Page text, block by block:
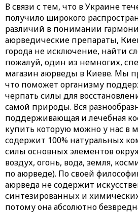
В связи с тем, что в Украине
получило широкого
различий в понимании
аюрведические препараты,
города не исключение, найти
пожалуй, один из немногих,
магазин аюрведы в Киеве. Мы
что поможет организму
черпать силы для
самой природы. Вся
поддерживающая и лечебная
купить которую можно у нас в
содержит 100% натуральных
силы основных элементов
воздух, огонь, вода, земля,
по аюрведе). По своей
аюрведа не содержит
синтезированных и
потому она абсолютно